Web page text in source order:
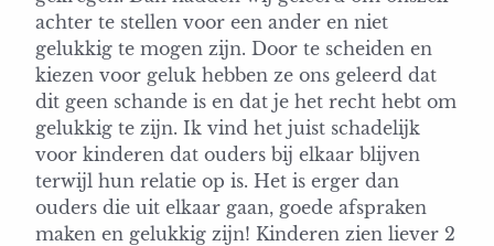
achter te stellen voor een ander en niet
gelukkig te mogen zijn. Door te scheiden en
kiezen voor geluk hebben ze ons geleerd dat
dit geen schande is en dat je het recht hebt om
gelukkig te zijn. Ik vind het juist schadelijk
voor kinderen dat ouders bij elkaar blijven
terwijl hun relatie op is. Het is erger dan
ouders die uit elkaar gaan, goede afspraken
maken en gelukkig zijn! Kinderen zien liever 2